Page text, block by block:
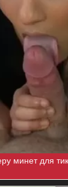
минет для